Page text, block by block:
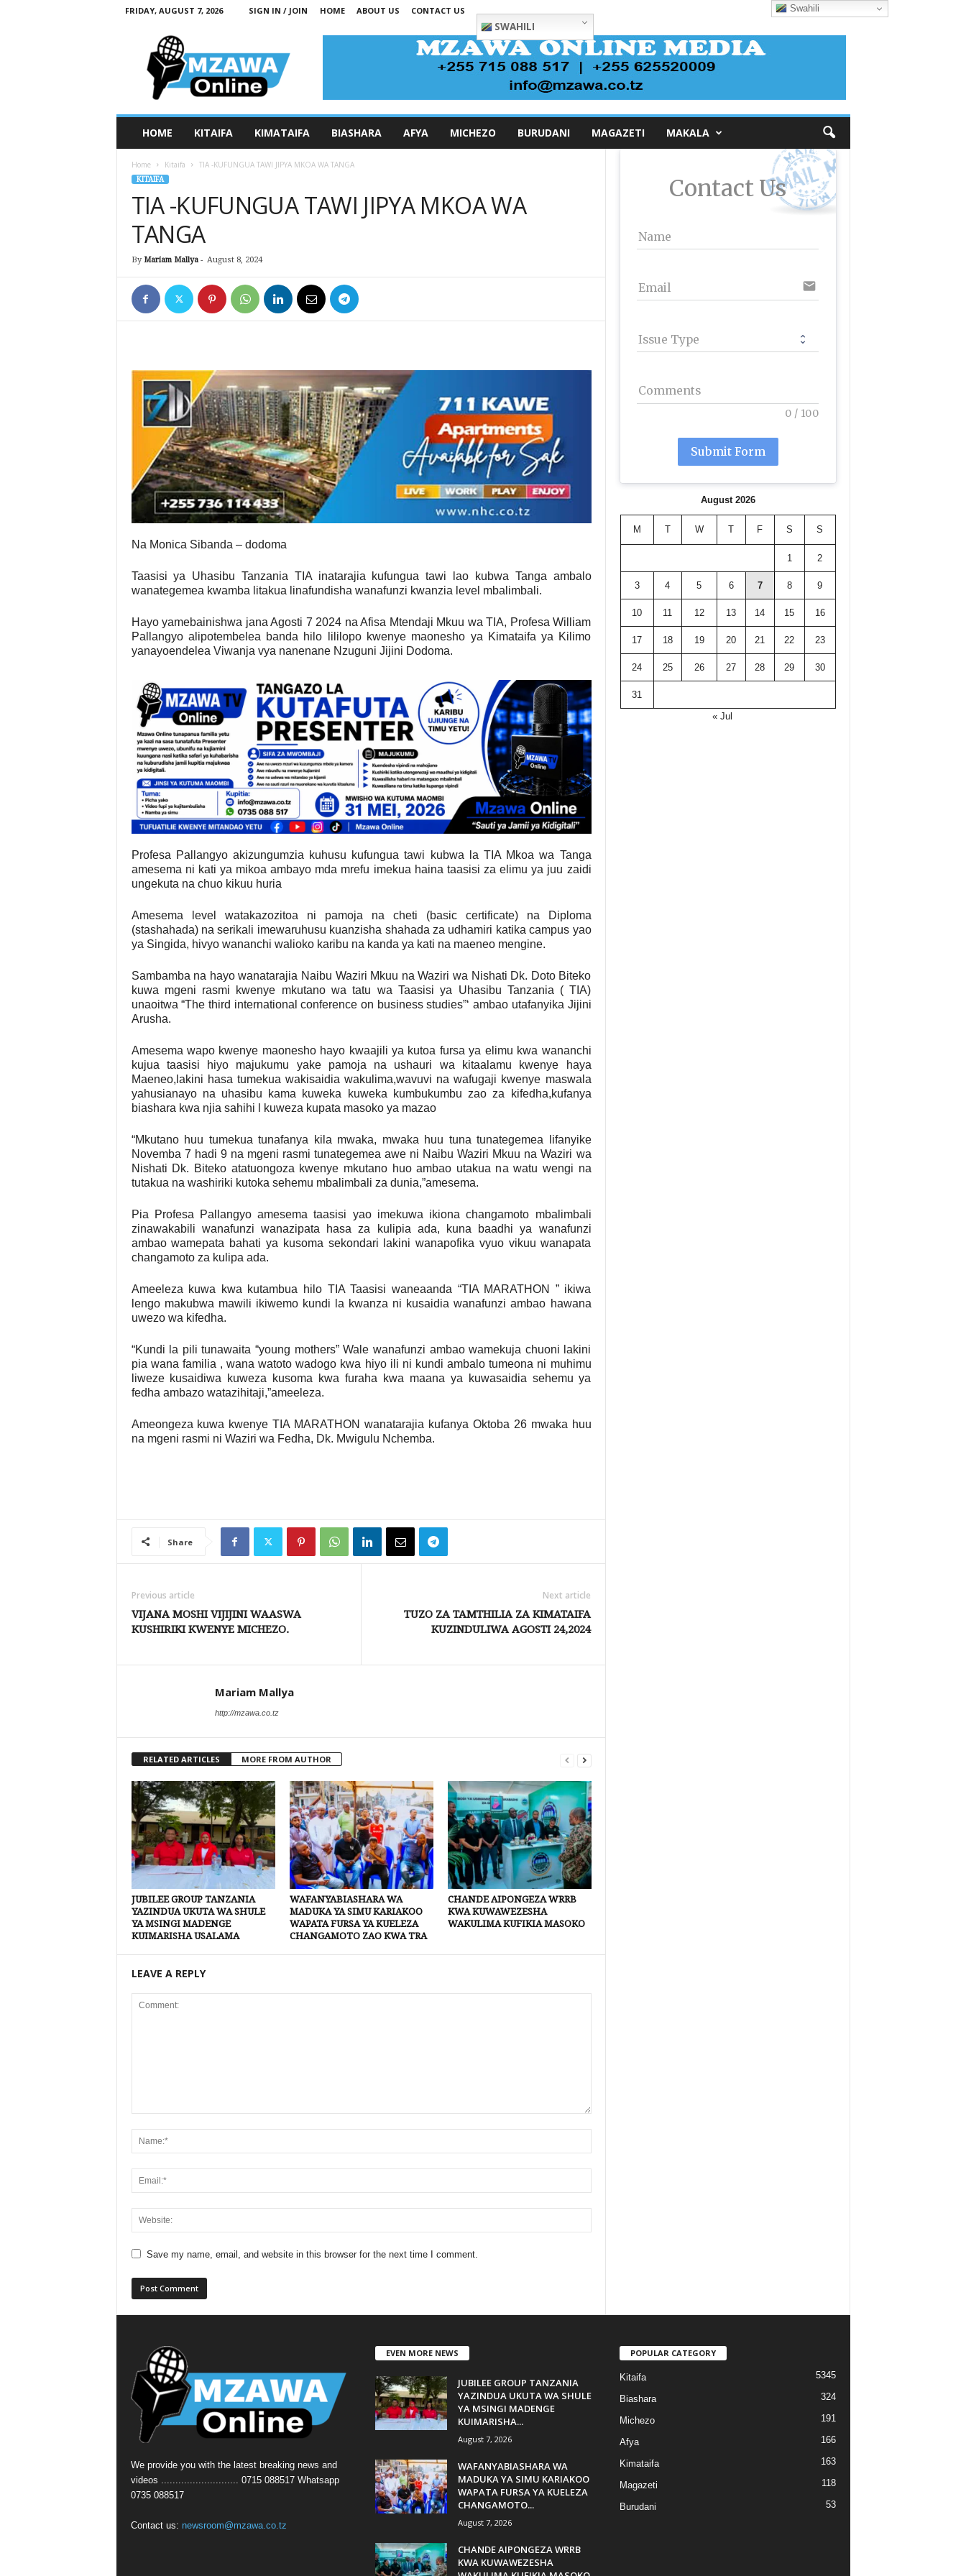
FRIDAY, AUGUST 7, 2026 SIGN IN / JOIN HOME ABOUT US CONTACT US
SWAHILI
HOME KITAIFA KIMATAIFA BIASHARA AFYA MICHEZO BURUDANI MAGAZETI MAKALA
Home Kitaifa TIA -KUFUNGUA TAWI JIPYA MKOA WA TANGA
KITAIFA
TIA -KUFUNGUA TAWI JIPYA MKOA WA
TANGA
By Mariam Mallya- August 8, 2024
Na Monica Sibanda – dodoma
Taasisi ya Uhasibu Tanzania TIA inatarajia kufungua tawi lao kubwa Tanga ambalo
wanategemea kwamba litakua linafundisha wanafunzi kwanzia level mbalimbali.
Hayo yamebainishwa jana Agosti 7 2024 na Afisa Mtendaji Mkuu wa TIA, Profesa William
Pallangyo alipotembelea banda hilo lililopo kwenye maonesho ya Kimataifa ya Kilimo
yanayoendelea Viwanja vya nanenane Nzuguni Jijini Dodoma.
Profesa Pallangyo akizungumzia kuhusu kufungua tawi kubwa la TIA Mkoa wa Tanga
amesema ni kati ya mikoa ambayo mda mrefu imekua haina taasisi za elimu ya juu zaidi
ungekuta na chuo kikuu huria
Amesema level watakazozitoa ni pamoja na cheti (basic certificate) na Diploma
(stashahada) na serikali imewaruhusu kuanzisha shahada za udhamiri katika campus yao
ya Singida, hivyo wananchi walioko karibu na kanda ya kati na maeneo mengine.
Sambamba na hayo wanatarajia Naibu Waziri Mkuu na Waziri wa Nishati Dk. Doto Biteko
kuwa mgeni rasmi kwenye mkutano wa tatu wa Taasisi ya Uhasibu Tanzania ( TIA)
unaoitwa “The third international conference on business studies”‘ ambao utafanyika Jijini
Arusha.
Amesema wapo kwenye maonesho hayo kwaajili ya kutoa fursa ya elimu kwa wananchi
kujua taasisi hiyo majukumu yake pamoja na ushauri wa kitaalamu kwenye haya
Maeneo,lakini hasa tumekua wakisaidia wakulima,wavuvi na wafugaji kwenye maswala
yahusianayo na uhasibu kama kuweka kuweka kumbukumbu zao za kifedha,kufanya
biashara kwa njia sahihi l kuweza kupata masoko ya mazao
“Mkutano huu tumekua tunafanya kila mwaka, mwaka huu tuna tunategemea lifanyike
Novemba 7 hadi 9 na mgeni rasmi tunategemea awe ni Naibu Waziri Mkuu na Waziri wa
Nishati Dk. Biteko atatuongoza kwenye mkutano huo ambao utakua na watu wengi na
tutakua na washiriki kutoka sehemu mbalimbali za dunia,”amesema.
Pia Profesa Pallangyo amesema taasisi yao imekuwa ikiona changamoto mbalimbali
zinawakabili wanafunzi wanazipata hasa za kulipia ada, kuna baadhi ya wanafunzi
ambao wamepata bahati ya kusoma sekondari lakini wanapofika vyuo vikuu wanapata
changamoto za kulipa ada.
Ameeleza kuwa kwa kutambua hilo TIA Taasisi waneaanda “TIA MARATHON ” ikiwa
lengo makubwa mawili ikiwemo kundi la kwanza ni kusaidia wanafunzi ambao hawana
uwezo wa kifedha.
“Kundi la pili tunawaita “young mothers” Wale wanafunzi ambao wamekuja chuoni lakini
pia wana familia , wana watoto wadogo kwa hiyo ili ni kundi ambalo tumeona ni muhimu
liweze kusaidiwa kuweza kusoma kwa furaha kwa maana ya kuwasaidia sehemu ya
fedha ambazo watazihitaji,”ameeleza.
Ameongeza kuwa kwenye TIA MARATHON wanatarajia kufanya Oktoba 26 mwaka huu
na mgeni rasmi ni Waziri wa Fedha, Dk. Mwigulu Nchemba.
Share
Previous article
VIJANA MOSHI VIJIJINI WAASWA
KUSHIRIKI KWENYE MICHEZO.
Next article
TUZO ZA TAMTHILIA ZA KIMATAIFA
KUZINDULIWA AGOSTI 24,2024
Mariam Mallya
http://mzawa.co.tz
RELATED ARTICLES MORE FROM AUTHOR
JUBILEE GROUP TANZANIA
YAZINDUA UKUTA WA SHULE
YA MSINGI MADENGE
KUIMARISHA USALAMA
WAFANYABIASHARA WA
MADUKA YA SIMU KARIAKOO
WAPATA FURSA YA KUELEZA
CHANGAMOTO ZAO KWA TRA
CHANDE AIPONGEZA WRRB
KWA KUWAWEZESHA
WAKULIMA KUFIKIA MASOKO
LEAVE A REPLY
Save my name, email, and website in this browser for the next time I comment.
Contact Us
Name
Email email
Issue Type
Comments
0 / 100
Submit Form
August 2026
M T W T F S S
1 2
3 4 5 6 7 8 9
10 11 12 13 14 15 16
17 18 19 20 21 22 23
24 25 26 27 28 29 30
31
« Jul
We provide you with the latest breaking news and
videos ........................... 0715 088517 Whatsapp
0735 088517
Contact us: newsroom@mzawa.co.tz
EVEN MORE NEWS
JUBILEE GROUP TANZANIA
YAZINDUA UKUTA WA SHULE
YA MSINGI MADENGE
KUIMARISHA...
August 7, 2026
WAFANYABIASHARA WA
MADUKA YA SIMU KARIAKOO
WAPATA FURSA YA KUELEZA
CHANGAMOTO...
August 7, 2026
CHANDE AIPONGEZA WRRB
KWA KUWAWEZESHA
POPULAR CATEGORY
Kitaifa 5345
Biashara 324
Michezo 191
Afya 166
Kimataifa 163
Magazeti 118
Burudani 53
Swahili